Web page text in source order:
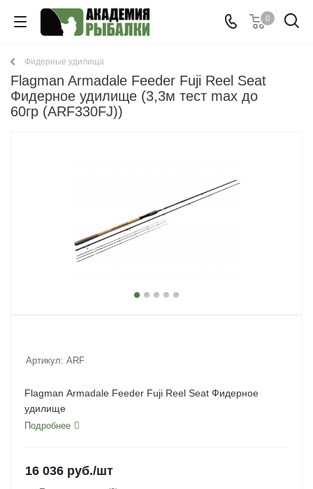
0
Фидерные удилища
Flagman Armadale Feeder Fuji Reel Seat
Фидерное удилище (3,3м тест max до
60гр (ARF330FJ))
Артикул: ARF
Flagman Armadale Feeder Fuji Reel Seat Фидерное
удилище
Подробнее
16 036 руб./шт